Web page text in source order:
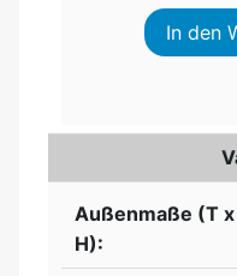
In den
Außenmaße (T x
H):